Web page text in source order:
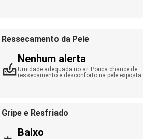
Ressecamento da Pele
Nenhum alerta
Umidade adequada no ar. Pouca chance de
ressecamento e desconforto na pele exposta.
Gripe e Resfriado
Baixo